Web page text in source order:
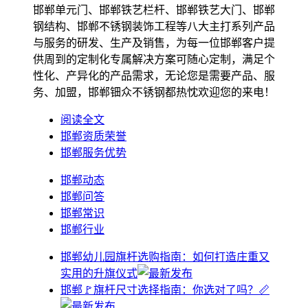
邯郸单元门、邯郸铁艺栏杆、邯郸铁艺大门、邯郸
钢结构、邯郸不锈钢装饰工程等八大主打系列产品
与服务的研发、生产及销售，为每一位邯郸客户提
供周到的定制化专属解决方案可随心定制，满足个
性化、产异化的产品需求，无论您是需要产品、服
务、加盟，邯郸钿众不锈钢都热忱欢迎您的来电！
阅读全文
邯郸资质荣誉
邯郸服务优势
邯郸动态
邯郸问答
邯郸常识
邯郸行业
邯郸幼儿园旗杆选购指南：如何打造庄重又
实用的升旗仪式
邯郸🚩旗杆尺寸选择指南：你选对了吗？📏